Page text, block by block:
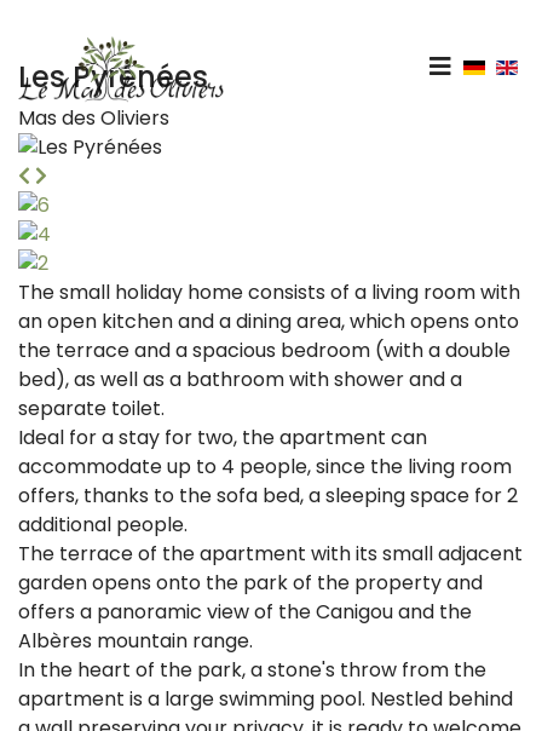
Les Pyrénées
Mas des Oliviers
The small holiday home consists of a living room with
an open kitchen and a dining area, which opens onto
the terrace and a spacious bedroom (with a double
bed), as well as a bathroom with shower and a
separate toilet.
Ideal for a stay for two, the apartment can
accommodate up to 4 people, since the living room
offers, thanks to the sofa bed, a sleeping space for 2
additional people.
The terrace of the apartment with its small adjacent
garden opens onto the park of the property and
offers a panoramic view of the Canigou and the
Albères mountain range.
In the heart of the park, a stone's throw from the
apartment is a large swimming pool. Nestled behind